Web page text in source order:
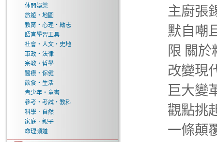
休閒娛樂
旅遊‧地圖
教育‧心理‧勵志
語言學習工具
社會‧人文‧史地
軍政‧法律
宗教‧哲學
醫療‧保健
飲食‧生活
青少年‧童書
參考‧考試‧教科
科學．自然
家庭．親子
命理頻道
主廚張
默自嘲
限 關
改變現
巨大變
觀點挑
一條顛